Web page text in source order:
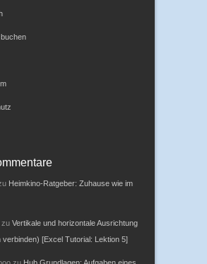
Heimkino-Ratgeber: Zuhause wie im
zu Vertikale und horizontale Ausrichtung
verbinden) [Excel Tutorial: Lektion 5]